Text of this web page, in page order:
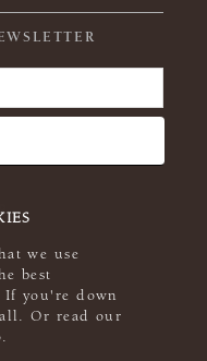
we use
best
If you're down
Or read our